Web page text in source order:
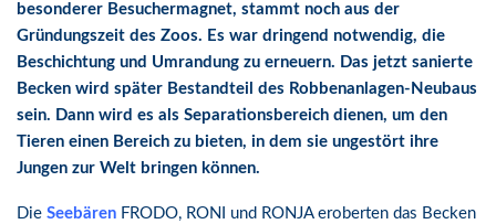
besonderer Besuchermagnet, stammt noch aus der
Gründungszeit des Zoos. Es war dringend notwendig, die
Beschichtung und Umrandung zu erneuern. Das jetzt sanierte
Becken wird später Bestandteil des Robbenanlagen-Neubaus
sein. Dann wird es als Separationsbereich dienen, um den
Tieren einen Bereich zu bieten, in dem sie ungestört ihre
Jungen zur Welt bringen können.
Die Seebären FRODO, RONI und RONJA eroberten das Becken